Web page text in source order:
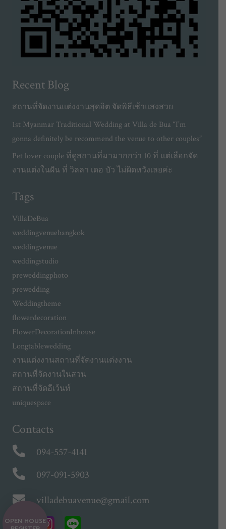
Recent Blog
สถานที่จัดงานแต่งงานสุดฮิต จัดพิธีเช้าแสงสวย
1st Myanmar Traditional Wedding at Villa de Bua “I’m
gonna definitely be recommend the venue to other couples”
Pet lover couple ที่ดูสถานที่มามากกว่า 10 ที่ แต่เลือกจัด
งานแต่งในฝัน ที่ วิลลา เดอ บัว ไม่ผิดหวังเลยค่ะ
Tags
VillaDeBua
weddingvenuebangkok
weddingvenue
weddingstudio
preweddingphoto
prewedding
Weddingtheme
flowerdecoration
FlowerDecorationInhouse
Longtablewedding
งานแต่งงานสถานที่จัดงานแต่งงาน
สถานที่จัดงานในสวน
สถานที่จัดอีเว้นท์
uniquespace
Contacts
094-557-4141
097-091-5903
villadebuavenue@gmail.com
OPEN HOUSE